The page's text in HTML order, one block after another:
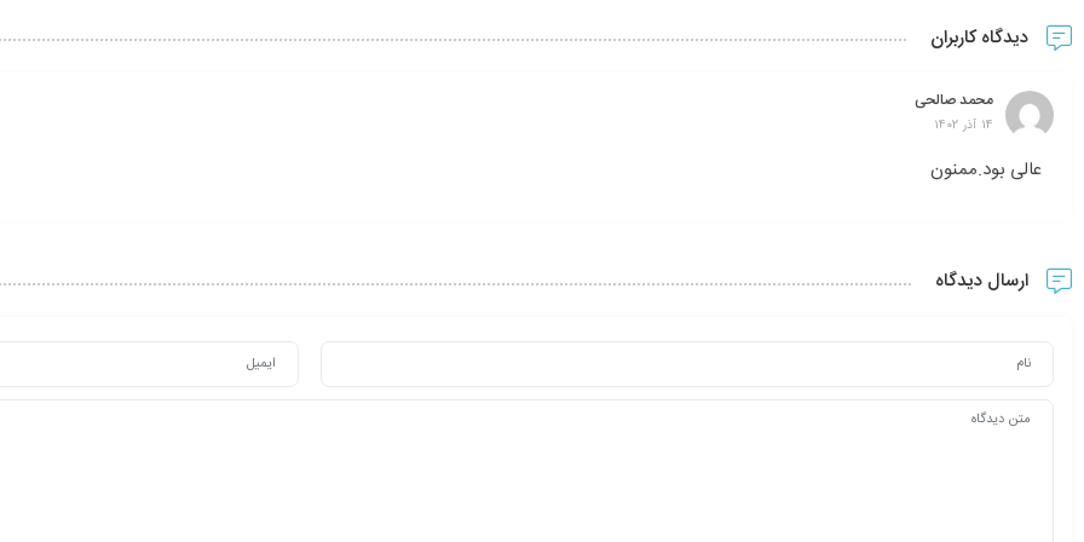
دیدگاه کاربران
محمد صالحی
14 آذر 1402
عالی بود.ممنون
ارسال دیدگاه